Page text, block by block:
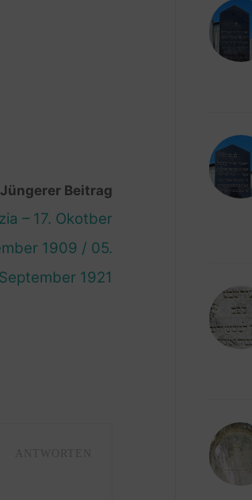
Jüngerer Beitrag
– 17. Okotber
1909 / 05.
September 1921